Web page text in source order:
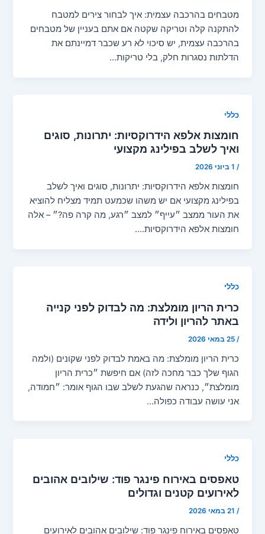
מטבחים בהרכבה עצמית: איך לבחור צירים למטבח
להתקנה קלה וטריקה שקטה אם אתם בעניין של מטבחים
בהרכבה עצמית, יש סיכוי לא רע שכבר דמיינתם את
הדלתות נסגרות חלק, בלי טריקות…
כללי
חומצות אלפא הידרוקסיות: יתרונות, סוגים
ואיך לשלב בפילינג מקצועי
/ 1 ביוני 2026
חומצות אלפא הידרוקסיות: יתרונות, סוגים ואיך לשלב
בפילינג מקצועי אם יש משהו שכמעט תמיד מצליח להוציא
את העור ממצב ״עייף״ למצב ״רגע, מה קרה פה?״ – אלה
חומצות אלפא הידרוקסיות.…
כללי
כרית הריון מומלצת: מה לבדוק לפני קנייה
באתר להריון ולידה
/25 במאי 2026
כרית הריון מומלצת: מה באמת לבדוק לפני שקונים (ולמה
הגוף שלך כבר מחכה לזה) אם חיפשת ״כרית הריון
מומלצת״, כנראה שהגעת לשלב שבו הגוף אומר: ״חמודה,
אני עושה עבודה כפולה…
כללי
טאפסים באירוח פינגר פוד: שילובים אהובים
לאירועים קטנים וגדולים
/ 21 במאי 2026
טאפסים באירוח פינגר פוד: שילובים אהובים לאירועים